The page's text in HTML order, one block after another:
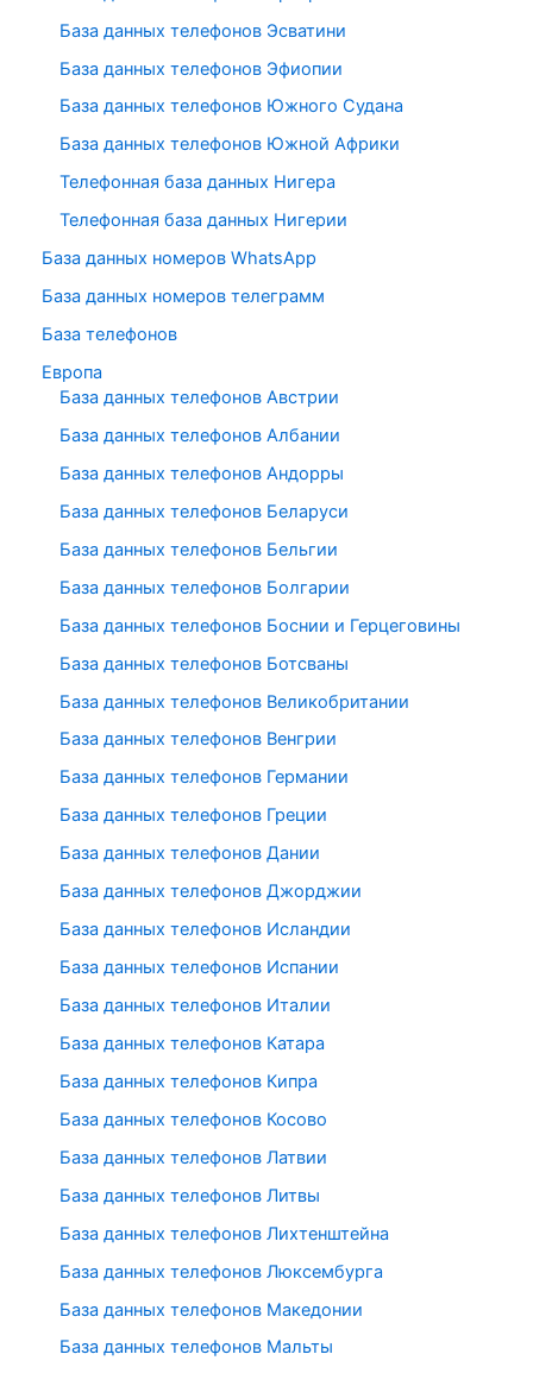
База данных телефонов Эсватини
База данных телефонов Эфиопии
База данных телефонов Южного Судана
База данных телефонов Южной Африки
Телефонная база данных Нигера
Телефонная база данных Нигерии
База данных номеров WhatsApp
База данных номеров телеграмм
База телефонов
Европа
База данных телефонов Австрии
База данных телефонов Албании
База данных телефонов Андорры
База данных телефонов Беларуси
База данных телефонов Бельгии
База данных телефонов Болгарии
База данных телефонов Боснии и Герцеговины
База данных телефонов Ботсваны
База данных телефонов Великобритании
База данных телефонов Венгрии
База данных телефонов Германии
База данных телефонов Греции
База данных телефонов Дании
База данных телефонов Джорджии
База данных телефонов Исландии
База данных телефонов Испании
База данных телефонов Италии
База данных телефонов Катара
База данных телефонов Кипра
База данных телефонов Косово
База данных телефонов Латвии
База данных телефонов Литвы
База данных телефонов Лихтенштейна
База данных телефонов Люксембурга
База данных телефонов Македонии
База данных телефонов Мальты